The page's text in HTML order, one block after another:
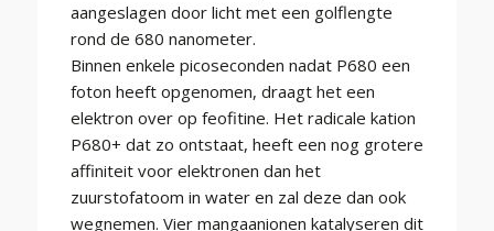
aangeslagen door licht met een golflengte
rond de 680 nanometer.
Binnen enkele picoseconden nadat P680 een
foton heeft opgenomen, draagt het een
elektron over op feofitine. Het radicale kation
P680+ dat zo ontstaat, heeft een nog grotere
affiniteit voor elektronen dan het
zuurstofatoom in water en zal deze dan ook
wegnemen. Vier mangaanionen katalyseren dit